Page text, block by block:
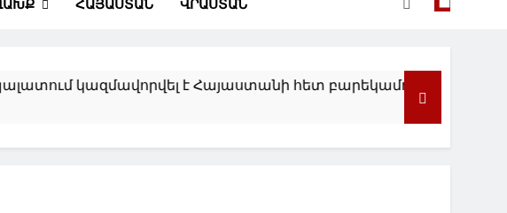
բարեկամության խումբ
համար. Մոհամմադ Աքրամինիա
ՀԱՅԱՍՏԱՆ ՎՐԱՍՏԱՆ
կազմավորվել է Հայաստանի հետ բարեկամության խումբ